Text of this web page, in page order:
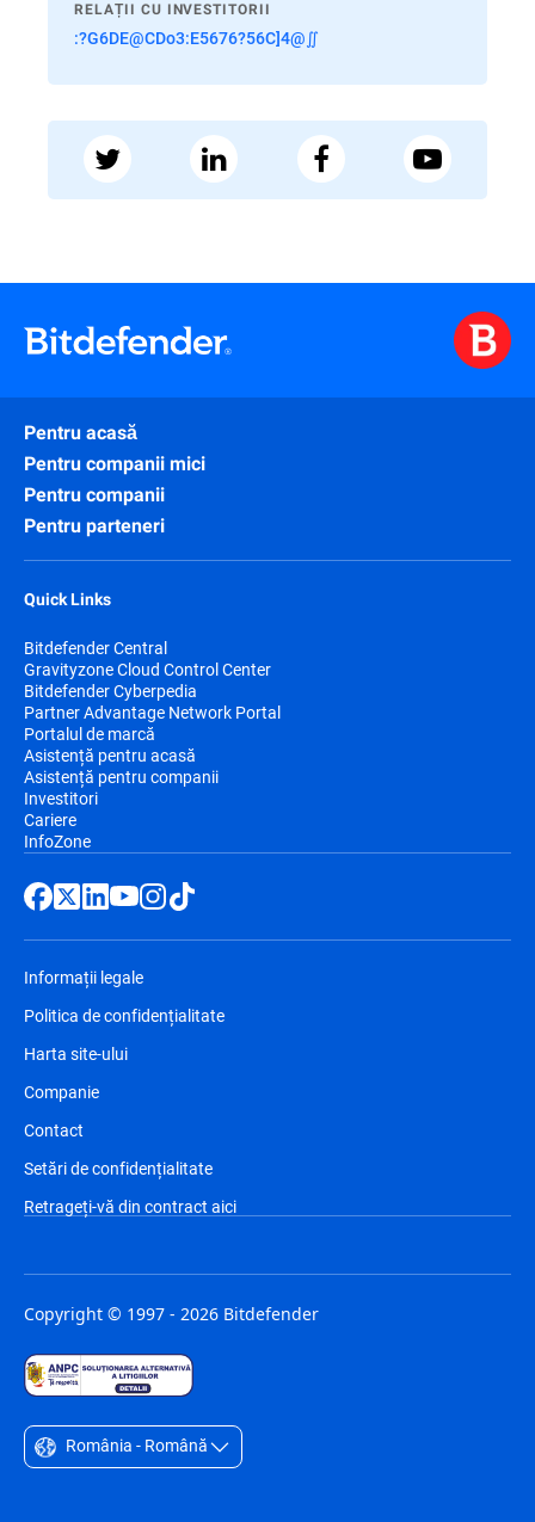
RELAȚII CU INVESTITORII
:?G6DE@CDo3:E5676?56C]4@∬
Pentru acasă
Pentru companii mici
Pentru companii
Pentru parteneri
Quick Links
Bitdefender Central
Gravityzone Cloud Control Center
Bitdefender Cyberpedia
Partner Advantage Network Portal
Portalul de marcă
Asistență pentru acasă
Asistență pentru companii
Investitori
Cariere
InfoZone
Informații legale
Politica de confidențialitate
Harta site-ului
Companie
Contact
Setări de confidențialitate
Retrageți-vă din contract aici
Copyright © 1997 - 2026 Bitdefender
România - Română